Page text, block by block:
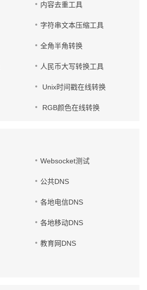
内容去重工具
字符串文本压缩工具
全角半角转换
人民币大写转换工具
Unix时间戳在线转换
RGB颜色在线转换
Websocket测试
公共DNS
各地电信DNS
各地移动DNS
教育网DNS